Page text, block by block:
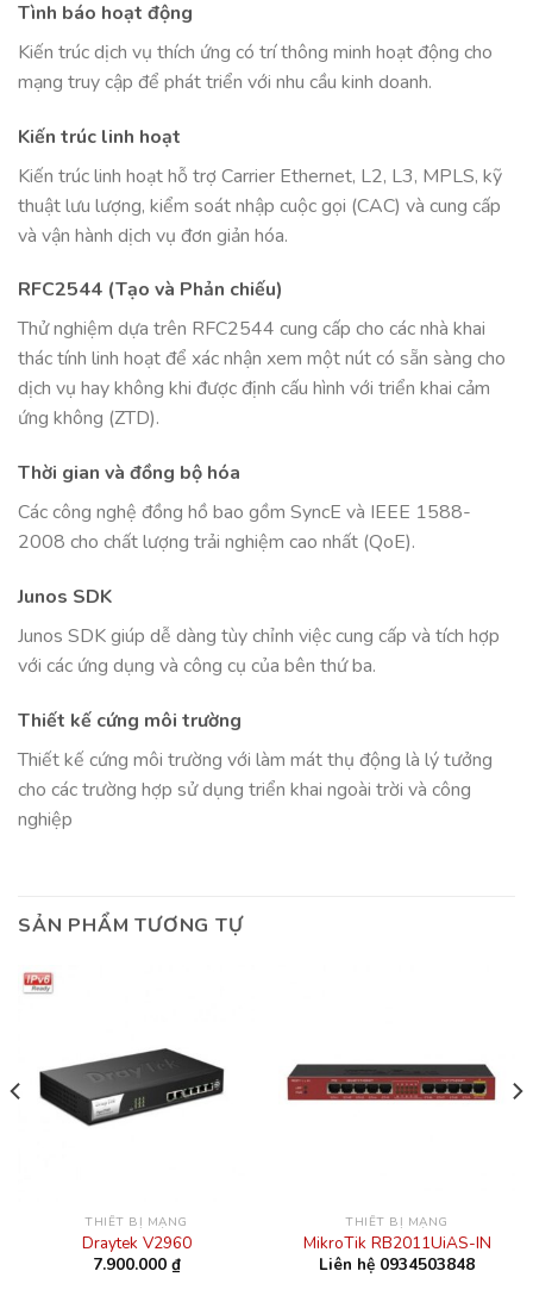
Tình báo hoạt động
Kiến trúc dịch vụ thích ứng có trí thông minh hoạt động cho
mạng truy cập để phát triển với nhu cầu kinh doanh.
Kiến trúc linh hoạt
Kiến trúc linh hoạt hỗ trợ Carrier Ethernet, L2, L3, MPLS, kỹ
thuật lưu lượng, kiểm soát nhập cuộc gọi (CAC) và cung cấp
và vận hành dịch vụ đơn giản hóa.
RFC2544 (Tạo và Phản chiếu)
Thử nghiệm dựa trên RFC2544 cung cấp cho các nhà khai
thác tính linh hoạt để xác nhận xem một nút có sẵn sàng cho
dịch vụ hay không khi được định cấu hình với triển khai cảm
ứng không (ZTD).
Thời gian và đồng bộ hóa
Các công nghệ đồng hồ bao gồm SyncE và IEEE 1588-
2008 cho chất lượng trải nghiệm cao nhất (QoE).
Junos SDK
Junos SDK giúp dễ dàng tùy chỉnh việc cung cấp và tích hợp
với các ứng dụng và công cụ của bên thứ ba.
Thiết kế cứng môi trường
Thiết kế cứng môi trường với làm mát thụ động là lý tưởng
cho các trường hợp sử dụng triển khai ngoài trời và công
nghiệp
SẢN PHẨM TƯƠNG TỰ
THIẾT BỊ MẠNG
Draytek V2960
7.900.000 ₫
THIẾT BỊ MẠNG
MikroTik RB2011UiAS-IN
Liên hệ 0934503848